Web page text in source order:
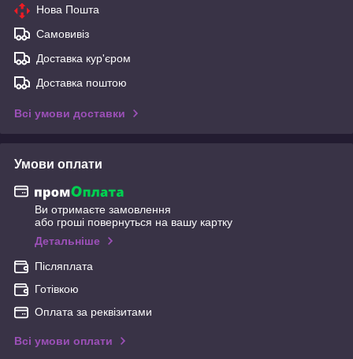
Нова Пошта
Самовивіз
Доставка кур'єром
Доставка поштою
Всі умови доставки
Умови оплати
Ви отримаєте замовлення
або гроші повернуться на вашу картку
Детальніше
Післяплата
Готівкою
Оплата за реквізитами
Всі умови оплати